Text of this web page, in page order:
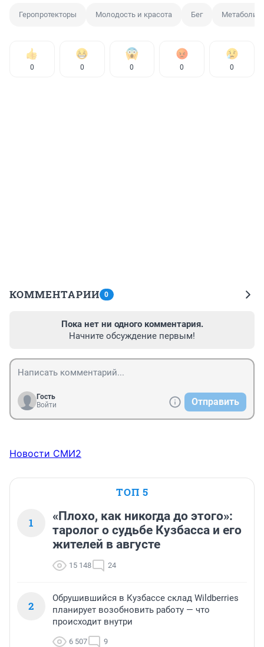
Геропротекторы Молодость и красота Бег
0 0 0 0 0
КОММЕНТАРИИ 0
Пока нет ни одного комментария.
Начните обсуждение первым!
Гость
Войти
Отправить
Новости СМИ2
ТОП 5
1
«Плохо, как никогда до этого»:
таролог о судьбе Кузбасса и его
жителей в августе
15 148 24
2
Обрушившийся в Кузбассе склад Wildberries
планирует возобновить работу — что
происходит внутри
6 507 9